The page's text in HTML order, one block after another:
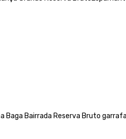
Bairrada Reserva Bruto